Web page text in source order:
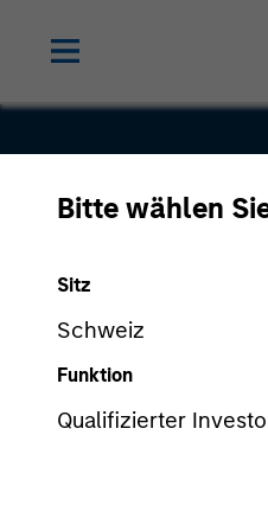
Bitte wählen
Sitz
Schweiz
Funktion
Qualifizierter